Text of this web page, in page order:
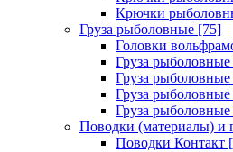
Крючки
Груза рыболовные [75]
Головки
Груза
Груза
Груза рыболовные
Груза
Поводки (материалы) и
Поводки Контакт